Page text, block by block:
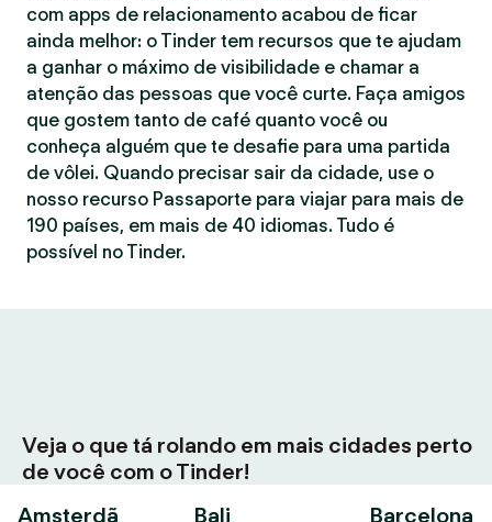
com apps de relacionamento acabou de ficar
ainda melhor: o Tinder tem recursos que te ajudam
a ganhar o máximo de visibilidade e chamar a
atenção das pessoas que você curte. Faça amigos
que gostem tanto de café quanto você ou
conheça alguém que te desafie para uma partida
de vôlei. Quando precisar sair da cidade, use o
nosso recurso Passaporte para viajar para mais de
190 países, em mais de 40 idiomas. Tudo é
possível no Tinder.
Veja o que tá rolando em mais cidades perto
de você com o Tinder!
Amsterdã
Bali Barcelona